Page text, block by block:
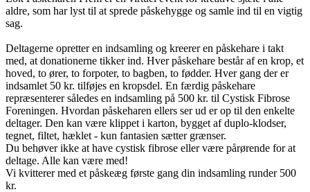
aldre, som har lyst til at sprede påskehygge og samle ind til en vigtig
sag.
Deltagerne opretter en indsamling og kreerer en påskehare i takt
med, at donationerne tikker ind. Hver påskehare består af en krop, et
hoved, to ører, to forpoter, to bagben, to fødder. Hver gang der er
indsamlet 50 kr. tilføjes en kropsdel. En færdig påskehare
repræsenterer således en indsamling på 500 kr. til Cystisk Fibrose
Foreningen. Hvordan påskeharen ellers ser ud er op til den enkelte
deltager. Den kan være klippet i karton, bygget af duplo-klodser,
tegnet, filtet, hæklet - kun fantasien sætter grænser.
Du behøver ikke at have cystisk fibrose eller være pårørende for at
deltage. Alle kan være med!
Vi kvitterer med et påskeæg første gang din indsamling runder 500
kr.